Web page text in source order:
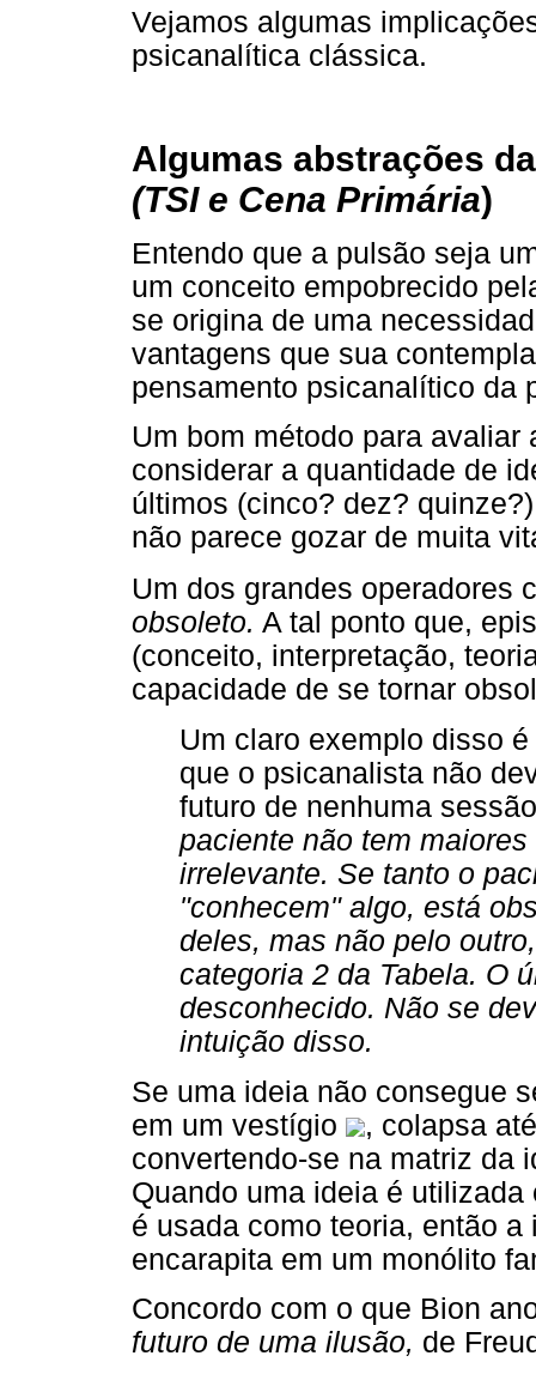
Vejamos algumas
psicanalítica clássica.
Algumas abstrações
(TSI e Cena Primária)
Entendo que a pulsão seja
um conceito empobrecido
se origina de uma
vantagens que sua
pensamento psicanalítico da
Um bom método para
considerar a quantidade de
últimos (cinco? dez?
não parece gozar de muita
Um dos grandes operadores
obsoleto. A tal ponto que,
(conceito, interpretação,
capacidade de se tornar
Um claro exemplo disso
que o psicanalista não
futuro de nenhuma
paciente não tem
irrelevante. Se tanto o
"conhecem" algo, está
deles, mas não pelo
categoria 2 da Tabela. O
desconhecido. Não se
intuição disso.
Se uma ideia não consegue
em um vestígio
, colapsa
convertendo-se na matriz da
Quando uma ideia é
é usada como teoria, então
encarapita em um monólito
Concordo com o que Bion
futuro de uma ilusão, de